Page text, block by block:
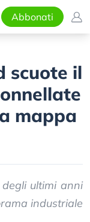
Abbonati
scuote il
mappa
ultimi anni
industriale